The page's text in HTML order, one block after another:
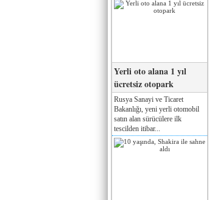
Yerli oto alana 1 yıl
ücretsiz otopark
Rusya Sanayi ve Ticaret
Bakanlığı, yeni yerli otomobil
satın alan sürücülere ilk
tescilden itibar...